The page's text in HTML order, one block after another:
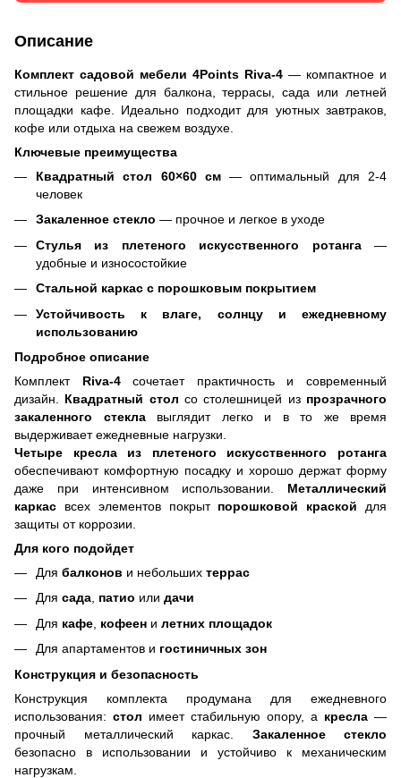
Описание
Комплект садовой мебели 4Points Riva-4 — компактное и
стильное решение для балкона, террасы, сада или летней
площадки кафе. Идеально подходит для уютных завтраков,
кофе или отдыха на свежем воздухе.
Ключевые преимущества
Квадратный стол 60×60 см— оптимальный для 2-4
человек
Закаленное стекло — прочное и легкое в уходе
Стулья из плетеного искусственного ротанга—
удобные и износостойкие
Стальной каркас с порошковым покрытием
Устойчивость к влаге, солнцу и ежедневному
использованию
Подробное описание
Комплект Riva-4сочетает практичность и современный
дизайн. Квадратный стол со столешницей из прозрачного
закаленного стеклавыглядит легко и в то же время
выдерживает ежедневные нагрузки.
Четыре кресла из плетеного искусственного ротанга
обеспечивают комфортную посадку и хорошо держат форму
даже при интенсивном использовании. Металлический
каркас всех элементов покрыт порошковой краской для
защиты от коррозии.
Для кого подойдет
Для балконов и небольших террас
Для сада, патио или дачи
Для кафе кофеен и летних площадок
Для апартаментов и гостиничных зон
Конструкция и безопасность
Конструкция комплекта продумана для ежедневного
использования: стол имеет стабильную опору, а кресла —
прочный металлический каркас. Закаленное стекло
безопасно в использовании и устойчиво к механическим
нагрузкам.